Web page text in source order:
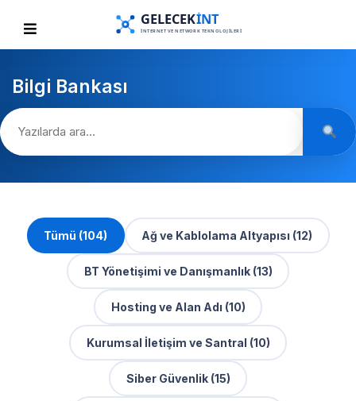
Bilgi Bankası
Tümü (104) Ağ ve Kablolama Altyapısı (12)
BT Yönetişimi ve Danışmanlık (13)
Hosting ve Alan Adı (10)
Kurumsal İletişim ve Santral (10)
Siber Güvenlik (15)